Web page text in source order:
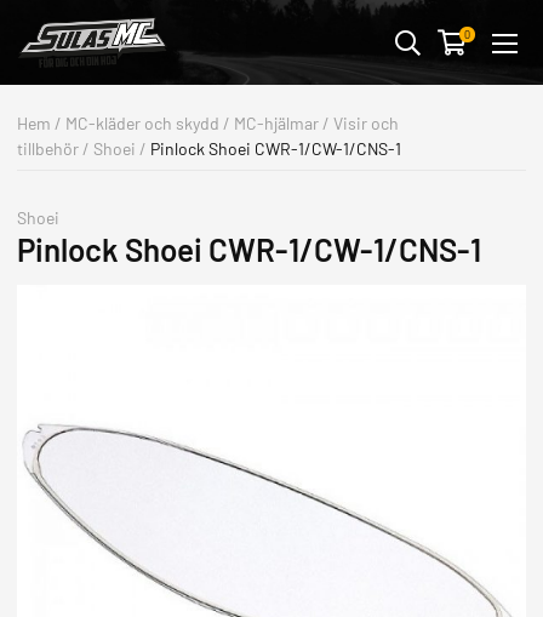
0
MC-KLÄDER & SKYDD
MC-DELAR
STREETWEAR & PRESENTER
MOTORCYKLAR
Hem / MC-kläder och skydd / MC-hjälmar / Visir och
tillbehör / Shoei / Pinlock Shoei CWR-1/CW-1/CNS-1
Shoei
Pinlock Shoei CWR-1/CW-1/CNS-1